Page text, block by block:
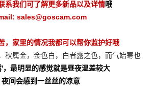
系我们可了解更多新品以及详情哦
sales@goscam.com
，家里的情况我都可以帮你监护好哦
秋属金，金色白，白者露之色，而气始寒也
，最明显的感觉就是昼夜温差较大
夜间会感到一丝丝的凉意